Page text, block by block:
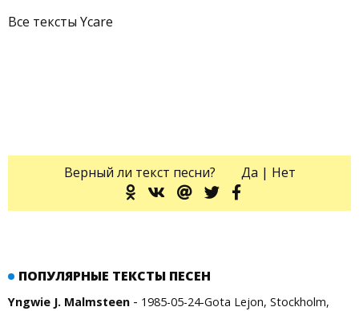
Все тексты Ycare
Верный ли текст песни? Да | Нет
ПОПУЛЯРНЫЕ ТЕКСТЫ ПЕСЕН
Yngwie J. Malmsteen - 1985-05-24-Gota Lejon, Stockholm,